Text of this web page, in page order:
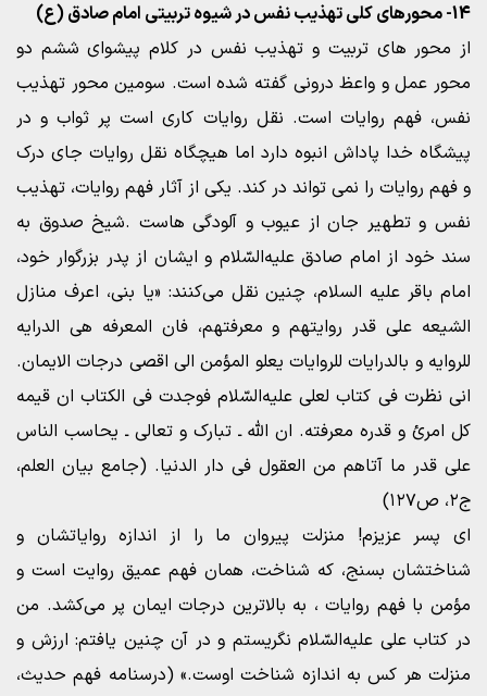
14- محورهای کلی تهذیب نفس در شیوه تربیتی امام صادق (ع)
از محور های تربیت و تهذیب نفس در کلام پیشوای ششم دو
محور عمل و واعظ درونی گفته شده است. سومین محور تهذیب
نفس، فهم روایات است. نقل روایات کاری است پر ثواب و در
پیشگاه خدا پاداش انبوه دارد اما هیچگاه نقل روایات جای درک
و فهم روایات را نمی تواند در کند. یکی از آثار فهم روایات، تهذیب
نفس و تطهیر جان از عیوب و آلودگی هاست .شیخ صدوق به
سند خود از امام صادق علیه‌السّلام و ایشان از پدر بزرگوار خود،
امام باقر علیه السلام، چنین نقل می‌کنند: «یا بنی، اعرف منازل
الشیعه علی قدر روایتهم و معرفتهم، فان المعرفه هی الدرایه
للروایه و بالدرایات للروایات یعلو المؤمن الی اقصی درجات الایمان.
انی نظرت فی کتاب لعلی علیه‌السّلام فوجدت فی الکتاب ان قیمه
کل امرئ و قدره معرفته. ان الله ـ تبارک و تعالی ـ یحاسب الناس
علی قدر ما آتاهم من العقول فی دار الدنیا. (جامع بیان العلم،
ج۲، ص۱۲۷)
ای پسر عزیزم! منزلت پیروان ما را از اندازه روایاتشان و
شناختشان بسنج، که شناخت، همان فهم عمیق روایت است و
مؤمن با فهم روایات ، به بالاترین درجات ایمان پر می‌کشد. من
در کتاب علی علیه‌السّلام نگریستم و در آن چنین یافتم: ارزش و
منزلت هر کس به اندازه شناخت اوست.» (درسنامه فهم حدیث،